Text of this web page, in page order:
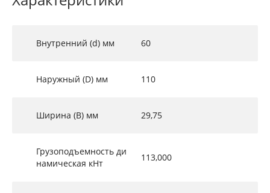
Внутренний (d) мм 60
Наружный (D) мм 110
Ширина (B) мм 29,75
Грузоподъемность ди
намическая кНт
113,000